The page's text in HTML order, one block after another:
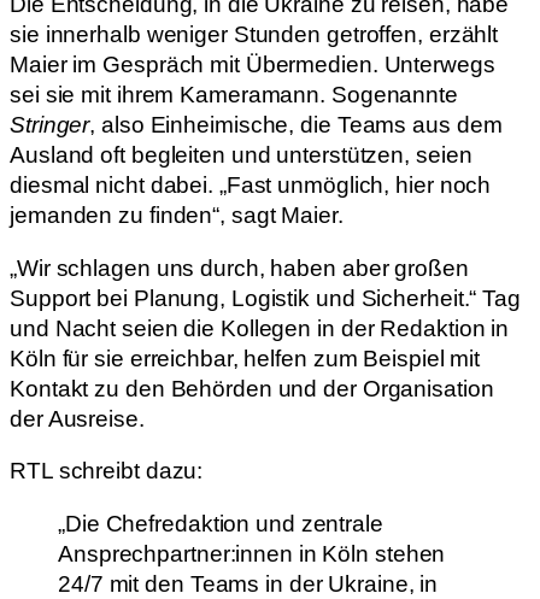
sie innerhalb weniger Stunden getroffen, erzählt
Maier im Gespräch mit Übermedien. Unterwegs
sei sie mit ihrem Kameramann. Sogenannte
Stringer, also Einheimische, die Teams aus dem
Ausland oft begleiten und unterstützen, seien
diesmal nicht dabei. „Fast unmöglich, hier noch
jemanden zu finden“, sagt Maier.
„Wir schlagen uns durch, haben aber großen
Support bei Planung, Logistik und Sicherheit.“ Tag
und Nacht seien die Kollegen in der Redaktion in
Köln für sie erreichbar, helfen zum Beispiel mit
Kontakt zu den Behörden und der Organisation
der Ausreise.
RTL schreibt dazu:
„Die Chefredaktion und zentrale
Ansprechpartner:innen in Köln stehen
24/7 mit den Teams in der Ukraine, in